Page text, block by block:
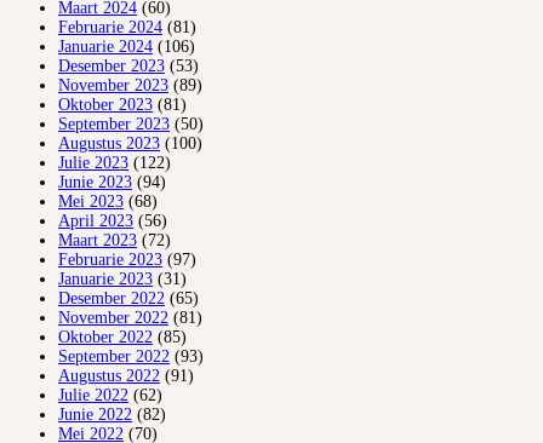
Maart 2024 (60)
Februarie 2024 (81)
Januarie 2024 (106)
Desember 2023 (53)
November 2023 (89)
Oktober 2023 (81)
September 2023 (50)
Augustus 2023 (100)
Julie 2023 (122)
Junie 2023 (94)
Mei 2023 (68)
April 2023 (56)
Maart 2023 (72)
Februarie 2023 (97)
Januarie 2023 (31)
Desember 2022 (65)
November 2022 (81)
Oktober 2022 (85)
September 2022 (93)
Augustus 2022 (91)
Julie 2022 (62)
Junie 2022 (82)
Mei 2022 (70)